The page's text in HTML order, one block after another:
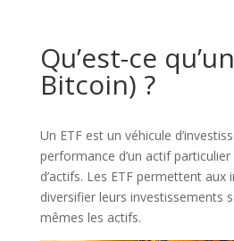
Qu’est-ce
Bitcoin) ?
Un ETF est un véhicule
performance d’un actif particulier
d’actifs. Les ETF permettent aux
diversifier leurs investissements
mêmes les actifs.